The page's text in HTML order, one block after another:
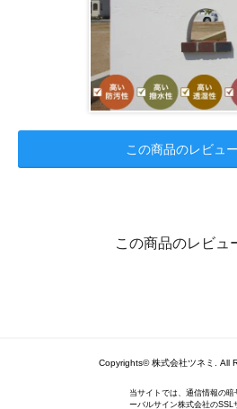
この商品のレビュ
この商品のレビュ
Copyrights© 株式会社ツネミ. All
当サイトでは、通信情報の
ーバルサイン株式会社のSSL